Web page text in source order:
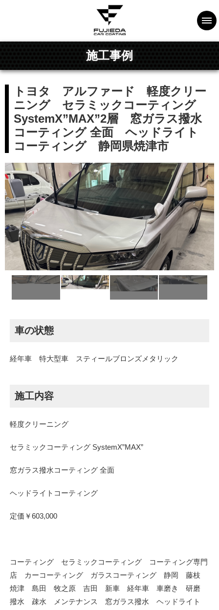
施工事例
トヨタ アルファード 軽度クリー
ニング セラミックコーティング
SystemX”MAX”2層 窓ガラス撥水
コーティング 全面 ヘッドライト
コーティング 静岡県焼津市
車の状態
経年車 特大型車 スティールブロンズメタリック
施工内容
軽度クリーニング
セラミックコーティング SystemX”MAX”
窓ガラス撥水コーティング 全面
ヘッドライトコーティング
定価￥603,000
コーティング セラミックコーティング コーティング専門
店 カーコーティング ガラスコーティング 静岡 藤枝
焼津 島田 牧之原 吉田 新車 経年車 車磨き 研磨
撥水 疎水 メンテナンス 窓ガラス撥水 ヘッドライト